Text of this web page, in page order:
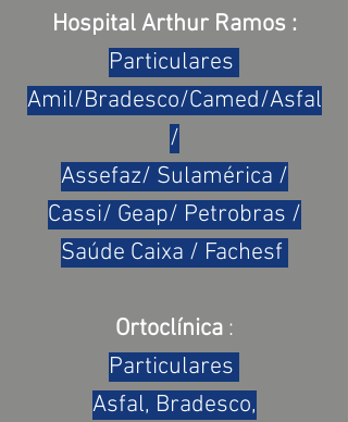
Hospital Arthur Ramos :
Particulares
Amil/Bradesco/Camed/Asfal
/
Assefaz/ Sulamérica /
Cassi/ Geap/ Petrobras /
Saúde Caixa / Fachesf
Ortoclínica:
Particulares
Asfal, Bradesco,